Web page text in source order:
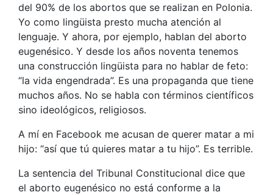
del 90% de los abortos que se realizan en Polonia.
Yo como lingüista presto mucha atención al
lenguaje. Y ahora, por ejemplo, hablan del aborto
eugenésico. Y desde los años noventa tenemos
una construcción lingüista para no hablar de feto:
“la vida engendrada”. Es una propaganda que tiene
muchos años. No se habla con términos científicos
sino ideológicos, religiosos.
A mí en Facebook me acusan de querer matar a mi
hijo: “así que tú quieres matar a tu hijo”. Es terrible.
La sentencia del Tribunal Constitucional dice que
el aborto eugenésico no está conforme a la